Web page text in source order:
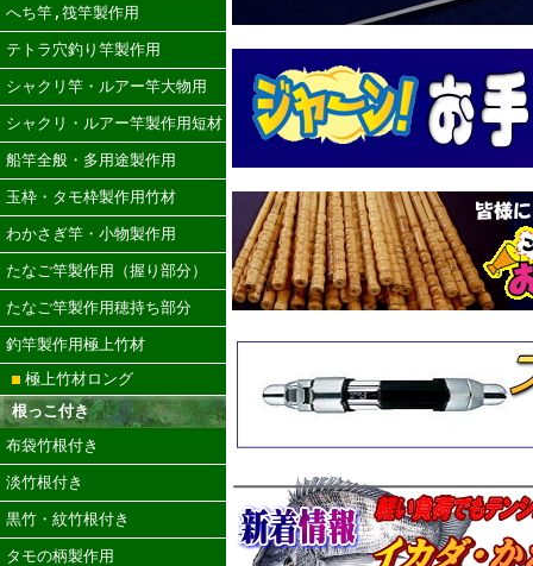
へち竿,筏竿製作用
テトラ穴釣り竿製作用
シャクリ竿・ルアー竿大物用
シャクリ・ルアー竿製作用短材
船竿全般・多用途製作用
玉枠・タモ枠製作用竹材
わかさぎ竿・小物製作用
たなご竿製作用（握り部分）
たなご竿製作用穂持ち部分
釣竿製作用極上竹材
極上竹材ロング
根っこ付き
布袋竹根付き
淡竹根付き
黒竹・紋竹根付き
タモの柄製作用